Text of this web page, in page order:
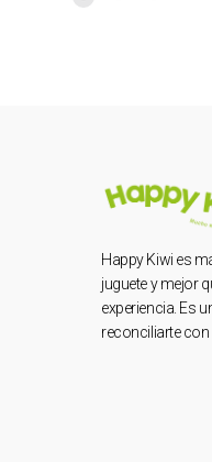
Happy Kiwi es
juguete y mejor
experiencia. Es
reconciliarte con